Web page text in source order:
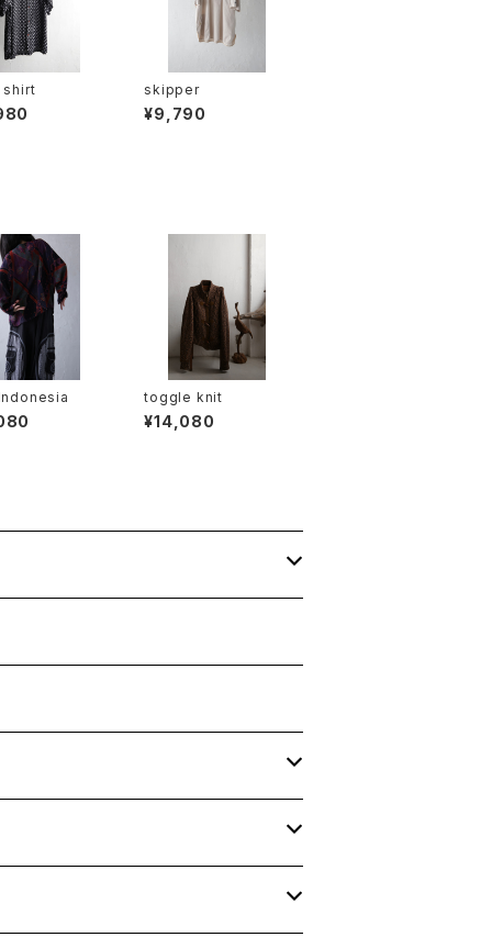
shirt skipper
¥9,790
toggle knit
¥14,080